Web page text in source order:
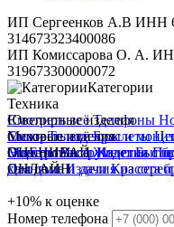
ИП Сергеенков А.В ИНН
314673323400086
ИП Комиссарова О. А.
319673300000072
Категории
Техника
Смотреть всёТелефоны
блокиТелевизоры и
Электроинструмент
Для дома и дачиКрасота
Ювелирные изделия
Смотреть всёБраслеты
МонетыЧасыИзделия с
камнямиИзделия из
Меховые изделия
Смотреть всёЖилетки
ОЦЕНИВАЙ
ОНЛАЙН
+10% к оценке
Номер телефона